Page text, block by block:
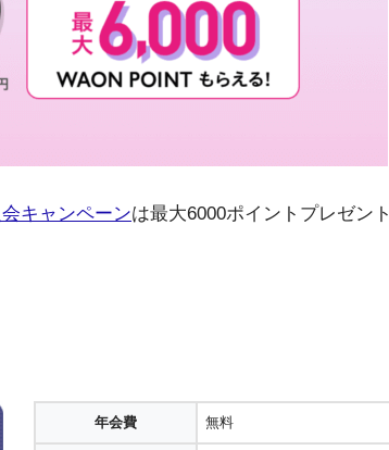
キャンペーンは最大6000ポイントプレゼント
年会費 無料